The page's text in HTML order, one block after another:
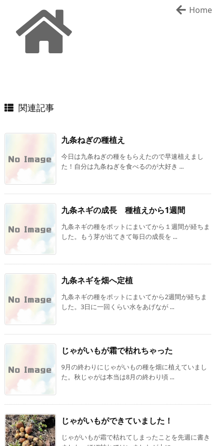
Home
関連記事
九条ねぎの種植え
今日は九条ねぎの種をもらえたので早速植えまし
た！自分は九条ねぎを食べるのが大好き ...
九条ネギの成長 種植えから1週間
九条ネギの種をポットにまいてから１週間が経ちま
した。もう芽が出てきて毎日の成長を ...
九条ネギを畑へ定植
九条ネギの種をポットにまいてから2週間が経ちま
した。3日に一回くらい水をあげなが ...
じゃがいもが霜で枯れちゃった
9月の終わりにじゃがいもの種を畑に植えていまし
た。秋じゃがは本当は8月の終わり頃 ...
じゃがいもができていました！
じゃがいもが霜で枯れてしまったことを先週に書き